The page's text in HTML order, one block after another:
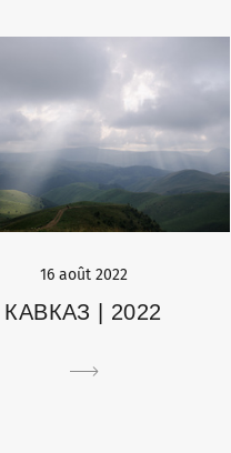
16 août 2022
КАВКАЗ | 2022